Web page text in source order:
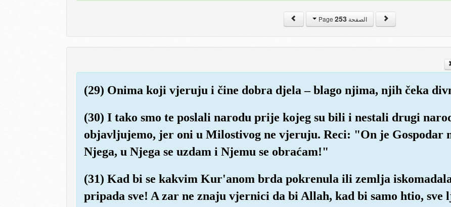
الصفحة Page253
(29) Onima koji vjeruju i čine dobra djela – blago njima, njih čeka
(30) I tako smo te poslali narodu prije kojeg su bili i nestali drugi
objavljujemo, jer oni u Milostivog ne vjeruju. Reci: "On je Gospodar
Njega, u Njega se uzdam i Njemu se obraćam!"
(31) Kad bi se kakvim Kur'anom brda pokrenula ili zemlja
pripada sve! A zar ne znaju vjernici da bi Allah, kad bi samo htio, sve